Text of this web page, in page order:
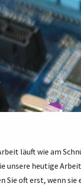
läuft wie am
unsere heutige
Sie oft erst, wenn